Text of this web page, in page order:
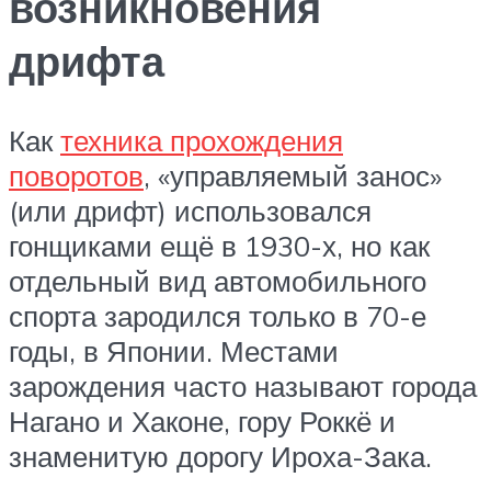
дрифта
Как техника прохождения
поворотов, «управляемый занос»
(или дрифт) использовался
гонщиками ещё в 1930-х, но как
отдельный вид автомобильного
спорта зародился только в 70-е
годы, в Японии. Местами
зарождения часто называют города
Нагано и Хаконе, гору Роккё и
знаменитую дорогу Ироха-Зака.